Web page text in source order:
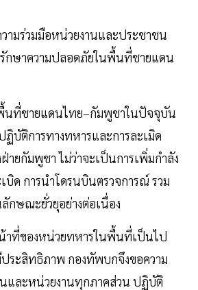
ามร่วมมือหน่วยงานและประชาชน
กษาความปลอดภัยในพื้นที่ชายแดน
นที่ชายแดนไทย–กัมพูชาในปัจจุบัน
ฏิบัติการทางทหารและการละเมิด
ายกัมพูชา ไม่ว่าจะเป็นการเพิ่มกำลัง
บิด การนำโดรนบินตรวจการณ์ รวม
กษณะยั่วยุอย่างต่อเนื่อง
าที่ของหน่วยทหารในพื้นที่เป็นไป
ระสิทธิภาพ กองทัพบกจึงขอความ
และหน่วยงานทุกภาคส่วน ปฏิบัติ